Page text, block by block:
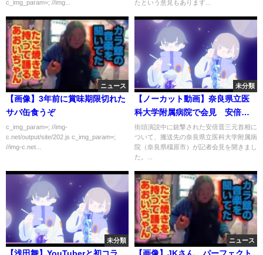
c_img_param=; //img...
異常であり、親の責任も問われ
るべきだと感じています
たという意見もあります...
ニュース
【画像】3年前に賞味期限切れた
サバ缶食うぞ
c_img_param=; //img-
c.net/output/site/202.js c_img_param=;
//img-c.net...
未分類
【ノーカット動画】奈良県立医
科大学附属病院で会見 安倍元
首相撃たれる
街頭演説中に銃撃された安倍晋三元首相に
ついて、搬送先の奈良県立医科大学附属病
院（奈良県橿原市）が記者会見を開きまし
た。...
未分類 ニュース